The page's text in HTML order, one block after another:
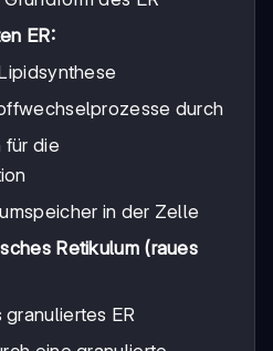
ER:
durch
für die
in der Zelle
Retikulum (raues
ER